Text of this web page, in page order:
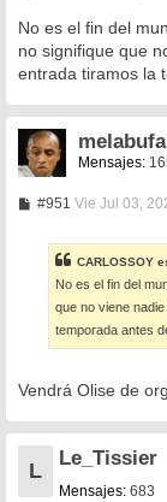
n
a
j
No es el fin del
no signifique que
entrada tiramos la
melabufa
Mensajes:
#951 M
s
a
j
e
Vie Jul 03,
CARLOSSOY
No es el fin del
que no viene
temporada antes
Vendrá Olise de
L
Le_Tissier
Mensajes: 683